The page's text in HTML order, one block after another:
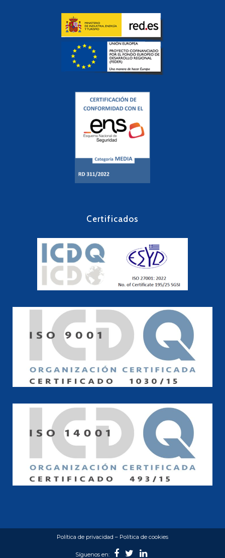
Certificados
Política de privacidad – Política de cookies
Síguenos en: